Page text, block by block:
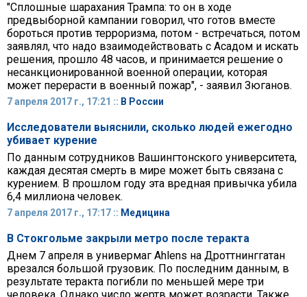
"Сплошные шарахания Трампа: то он в ходе
предвыборной кампании говорил, что готов вместе
бороться против терроризма, потом - встречаться, потом
заявлял, что надо взаимодействовать с Асадом и искать
решения, прошло 48 часов, и принимается решение о
несанкционированной военной операции, которая
может перерасти в военный пожар", - заявил Зюганов.
7 апреля 2017 г., 17:21 :: В России
Исследователи выяснили, сколько людей ежегодно
убивает курение
По данным сотрудников Вашингтонского университета,
каждая десятая смерть в мире может быть связана с
курением. В прошлом году эта вредная привычка убила
6,4 миллиона человек.
7 апреля 2017 г., 17:17 :: Медицина
В Стокгольме закрыли метро после теракта
Днем 7 апреля в универмаг Ahlens на Дроттнинггатан
врезался большой грузовик. По последним данным, в
результате теракта погибли по меньшей мере три